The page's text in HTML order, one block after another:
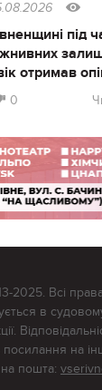
під
отримав
0
2025. Всі
в
посилання на
пошта: